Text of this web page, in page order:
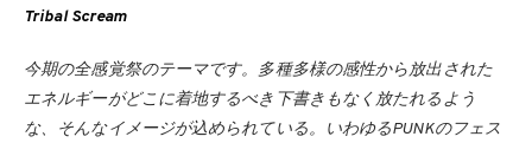
Tribal Scream
今期の全感覚祭のテーマです。多種多様の感性から放出された
エネルギーがどこに着地するべき下書きもなく放たれるよう
な、そんなイメージが込められている。いわゆるPUNKのフェス